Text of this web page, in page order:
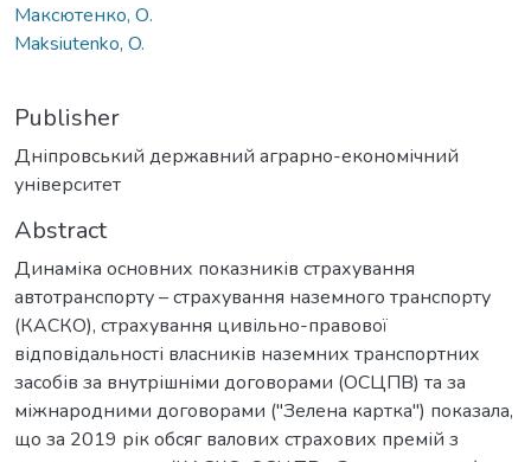
Максютенко, О.
Maksiutenko, O.
Publisher
Дніпровський державний аграрно-економічний
університет
Abstract
Динаміка основних показників страхування
автотранспорту – страхування наземного транспорту
(КАСКО), страхування цивільно-правової
відповідальності власників наземних транспортних
засобів за внутрішніми договорами (ОСЦПВ) та за
міжнародними договорами ("Зелена картка") показала,
що за 2019 рік обсяг валових страхових премій з